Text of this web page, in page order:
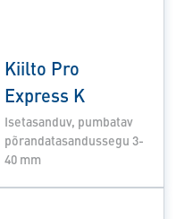
Kiilto Pro
Express K
Isetasanduv, pumbatav
põrandatasandussegu 3-
40 mm